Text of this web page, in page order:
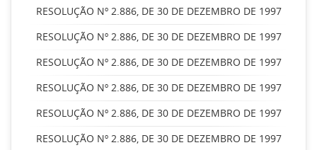
RESOLUÇÃO Nº 2.886, DE 30 DE DEZEMBRO DE 1997
RESOLUÇÃO Nº 2.886, DE 30 DE DEZEMBRO DE 1997
RESOLUÇÃO Nº 2.886, DE 30 DE DEZEMBRO DE 1997
RESOLUÇÃO Nº 2.886, DE 30 DE DEZEMBRO DE 1997
RESOLUÇÃO Nº 2.886, DE 30 DE DEZEMBRO DE 1997
RESOLUÇÃO Nº 2.886, DE 30 DE DEZEMBRO DE 1997